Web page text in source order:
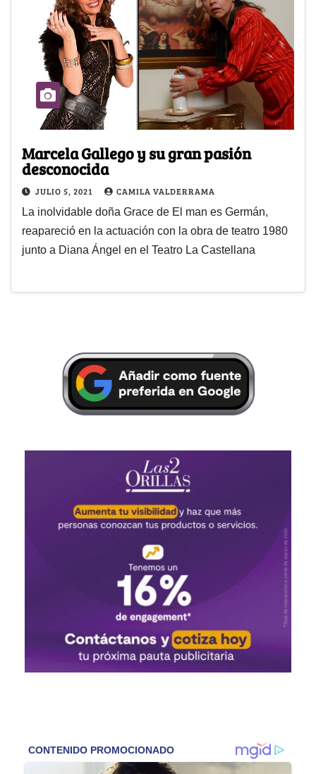
Marcela Gallego y su gran pasión
desconocida
JULIO 5, 2021 CAMILA VALDERRAMA
La inolvidable doña Grace de El man es Germán,
reapareció en la actuación con la obra de teatro 1980
junto a Diana Ángel en el Teatro La Castellana